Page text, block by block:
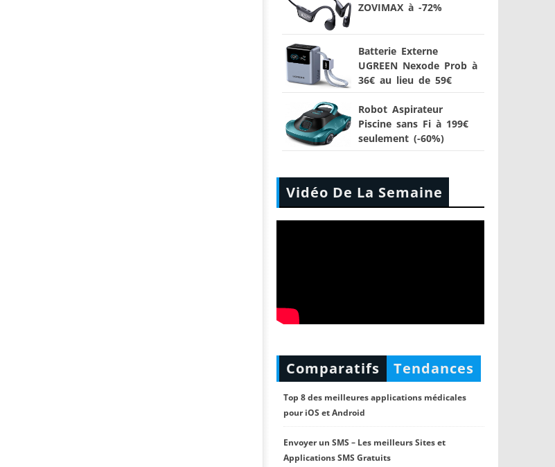
ZOVIMAX à -72%
Batterie Externe
UGREEN Nexode Prob à
36€ au lieu de 59€
Robot Aspirateur
Piscine sans Fi à 199€
seulement (-60%)
Vidéo De La Semaine
Comparatifs Tendances
Top 8 des meilleures applications médicales
pour iOS et Android
Envoyer un SMS – Les meilleurs Sites et
Applications SMS Gratuits